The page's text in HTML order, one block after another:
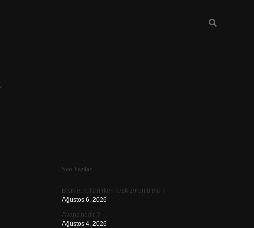
Sidebar
Son Yazılar
Bisiklet kullanırken kask zorunlu mu ?
Ağustos 6, 2026
Avans nedir ?
Ağustos 4, 2026